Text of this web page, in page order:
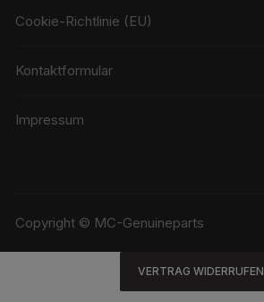
Cookie-Richtlinie (EU)
Kontaktformular
Impressum
Copyright © MC-Genuineparts
VERTRAG WIDERRUFEN